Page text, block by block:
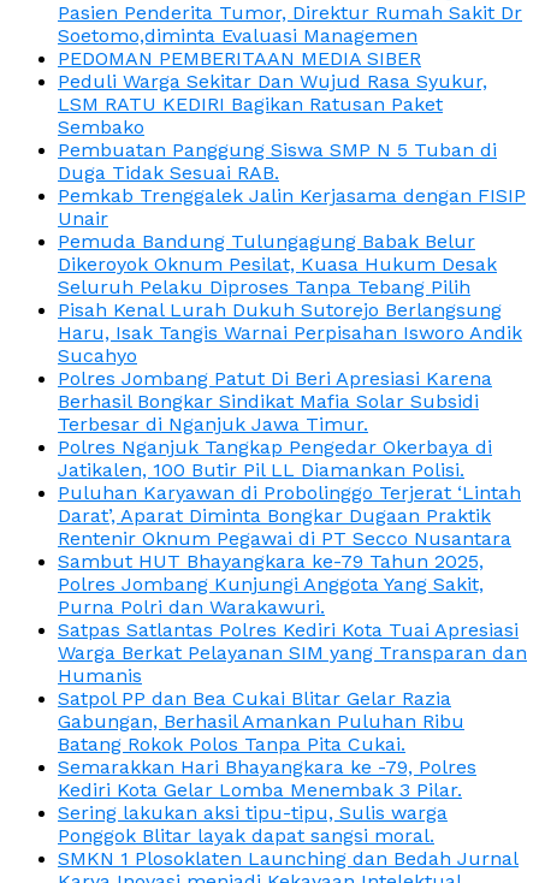
Pasien Penderita Tumor, Direktur Rumah Sakit Dr
Soetomo,diminta Evaluasi Managemen
PEDOMAN PEMBERITAAN MEDIA SIBER
Peduli Warga Sekitar Dan Wujud Rasa Syukur,
LSM RATU KEDIRI Bagikan Ratusan Paket
Sembako
Pembuatan Panggung Siswa SMP N 5 Tuban di
Duga Tidak Sesuai RAB.
Pemkab Trenggalek Jalin Kerjasama dengan FISIP
Unair
Pemuda Bandung Tulungagung Babak Belur
Dikeroyok Oknum Pesilat, Kuasa Hukum Desak
Seluruh Pelaku Diproses Tanpa Tebang Pilih
Pisah Kenal Lurah Dukuh Sutorejo Berlangsung
Haru, Isak Tangis Warnai Perpisahan Isworo Andik
Sucahyo
Polres Jombang Patut Di Beri Apresiasi Karena
Berhasil Bongkar Sindikat Mafia Solar Subsidi
Terbesar di Nganjuk Jawa Timur.
Polres Nganjuk Tangkap Pengedar Okerbaya di
Jatikalen, 100 Butir Pil LL Diamankan Polisi.
Puluhan Karyawan di Probolinggo Terjerat ‘Lintah
Darat’, Aparat Diminta Bongkar Dugaan Praktik
Rentenir Oknum Pegawai di PT Secco Nusantara
Sambut HUT Bhayangkara ke-79 Tahun 2025,
Polres Jombang Kunjungi Anggota Yang Sakit,
Purna Polri dan Warakawuri.
Satpas Satlantas Polres Kediri Kota Tuai Apresiasi
Warga Berkat Pelayanan SIM yang Transparan dan
Humanis
Satpol PP dan Bea Cukai Blitar Gelar Razia
Gabungan, Berhasil Amankan Puluhan Ribu
Batang Rokok Polos Tanpa Pita Cukai.
Semarakkan Hari Bhayangkara ke -79, Polres
Kediri Kota Gelar Lomba Menembak 3 Pilar.
Sering lakukan aksi tipu-tipu, Sulis warga
Ponggok Blitar layak dapat sangsi moral.
SMKN 1 Plosoklaten Launching dan Bedah Jurnal